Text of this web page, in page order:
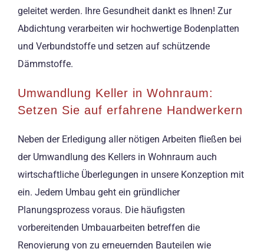
geleitet werden. Ihre Gesundheit dankt es Ihnen! Zur
Abdichtung verarbeiten wir hochwertige Bodenplatten
und Verbundstoffe und setzen auf schützende
Dämmstoffe.
Umwandlung Keller in Wohnraum:
Setzen Sie auf erfahrene Handwerkern
Neben der Erledigung aller nötigen Arbeiten fließen bei
der Umwandlung des Kellers in Wohnraum auch
wirtschaftliche Überlegungen in unsere Konzeption mit
ein. Jedem Umbau geht ein gründlicher
Planungsprozess voraus. Die häufigsten
vorbereitenden Umbauarbeiten betreffen die
Renovierung von zu erneuernden Bauteilen wie